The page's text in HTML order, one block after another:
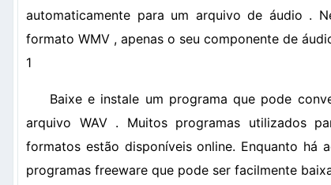
automaticamente para um arquivo de áudio .
formato WMV , apenas o seu componente de
1
Baixe e instale um programa que pode
arquivo WAV . Muitos programas utilizados
formatos estão disponíveis online. Enquanto há
programas freeware que pode ser facilmente